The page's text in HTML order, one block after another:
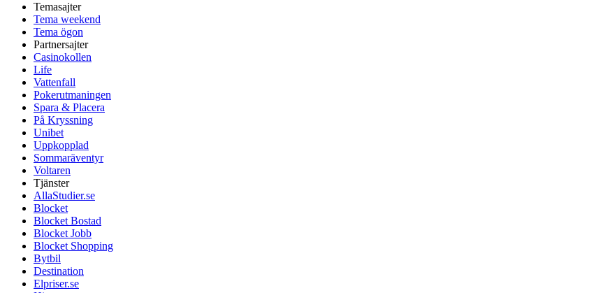
Temasajter
Tema weekend
Tema ögon
Partnersajter
Casinokollen
Life
Vattenfall
Pokerutmaningen
Spara & Placera
På Kryssning
Unibet
Uppkopplad
Sommaräventyr
Voltaren
Tjänster
AllaStudier.se
Blocket
Blocket Bostad
Blocket Jobb
Blocket Shopping
Bytbil
Destination
Elpriser.se